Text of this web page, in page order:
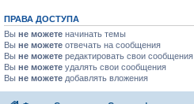
ПРАВА ДОСТУПА
Вы не можете начинать темы
Вы не можете отвечать на сообщения
Вы не можете редактировать свои сообщения
Вы не можете удалять свои сообщения
Вы не можете добавлять вложения